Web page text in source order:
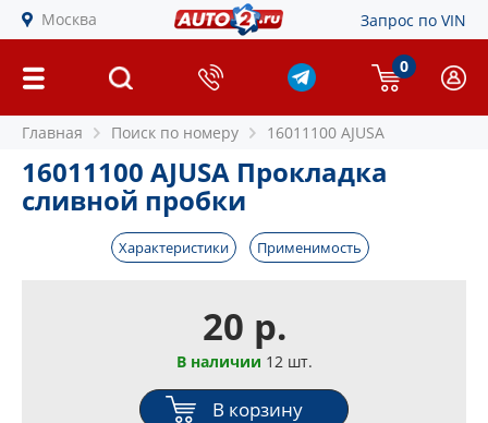
Москва Запрос по VIN
0
Главная Поиск по номеру 16011100 AJUSA
16011100 AJUSA Прокладка
сливной пробки
Характеристики Применимость
20 р.
В наличии 12 шт.
В корзину